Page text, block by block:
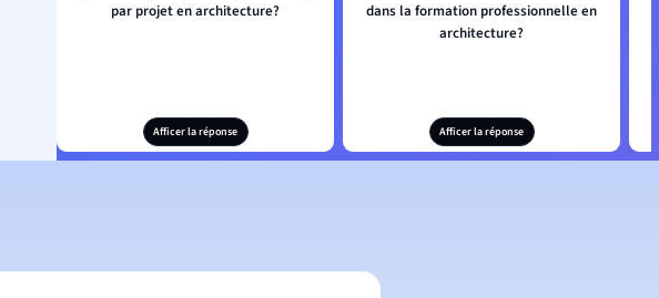
par projet en architecture?
Afficer la réponse
dans la formation professionnelle en
architecture?
Afficer la réponse